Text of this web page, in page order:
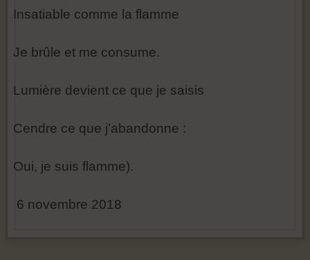
Insatiable comme la flamme
Je brûle et me consume.
Lumière devient ce que je saisis
Cendre ce que j’abandonne :
Oui, je suis flamme).
6 novembre 2018